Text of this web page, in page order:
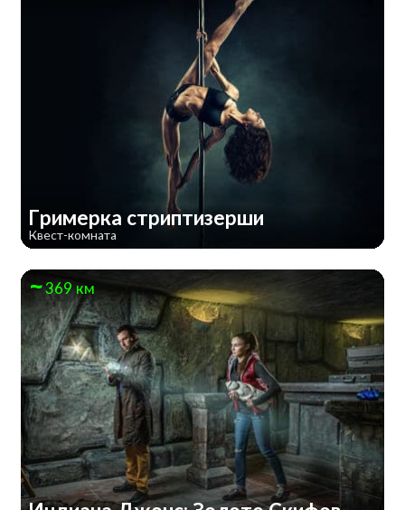
Гримерка стриптизерши
Квест-комната
369 км